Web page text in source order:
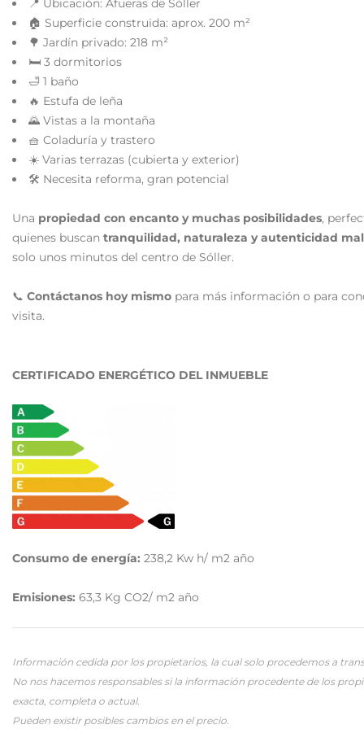
📍 Ubicación: Afueras de Sóller
🏠 Superficie construida: aprox. 200 m²
🌳 Jardín privado: 218 m²
🛏️ 3 dormitorios
🛁 1 baño
🔥 Estufa de leña
🌄 Vistas a la montaña
🧺 Coladuría y trastero
☀️ Varias terrazas (cubierta y exterior)
🛠️ Necesita reforma, gran potencial
Una propiedad con encanto y muchas posibilidades,
quienes buscan tranquilidad, naturaleza y autenticidad
solo unos minutos del centro de Sóller.
📞 Contáctanos hoy mismo para más información o para
visita.
CERTIFICADO ENERGÉTICO DEL INMUEBLE
Consumo de energía: 238,2 Kw h/ m2 año
Emisiones: 63,3 Kg CO2/ m2 año
Información cedida por los propietarios, la cual solo procedemos a
No nos hacemos responsables si la información procedente de los
exacta, completa o actual.
Pueden existir posibles cambios en el precio.